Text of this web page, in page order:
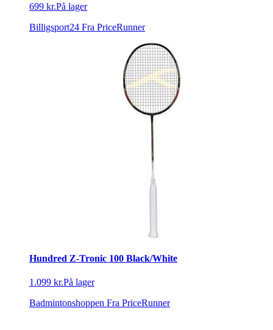
699 kr.På lager
Billigsport24 Fra PriceRunner
Hundred Z-Tronic 100 Black/White
1.099 kr.På lager
Badmintonshoppen Fra PriceRunner